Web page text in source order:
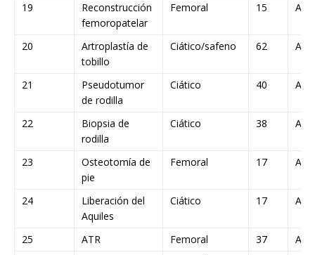
19
Reconstrucción
femoropatelar
Femoral 15 A
20
Artroplastía de
tobillo
Ciático/safeno 62 A
21
Pseudotumor
de rodilla
Ciático 40 A
22
Biopsia de
rodilla
Ciático 38 A
23
Osteotomía de
pie
Femoral 17 A
24
Liberación del
Aquiles
Ciático 17 A
25 ATR Femoral 37
A